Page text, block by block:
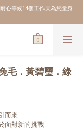
心等候14個工作天為您量身
毛．黃碧璽．綠
而來
面對新的挑戰